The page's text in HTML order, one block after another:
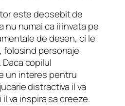
este deosebit de
numai ca ii invata pe
de desen, ci le
folosind personaje
copilul
un interes pentru
distractiva il va
va inspira sa creeze.